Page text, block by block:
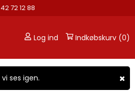
42 72 12 88
Log ind Indkøbskurv (0)
ses igen.